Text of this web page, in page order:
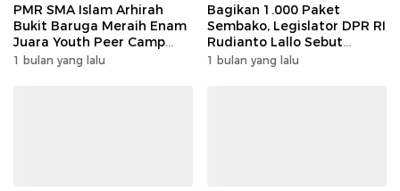
PMR SMA Islam Arhirah
Bukit Baruga Meraih Enam
Juara Youth Peer Camp
2026
1 bulan yang lalu
Bagikan 1.000 Paket
Sembako, Legislator DPR RI
Rudianto Lallo Sebut
Kepercayaan Publik Ke
1 bulan yang lalu